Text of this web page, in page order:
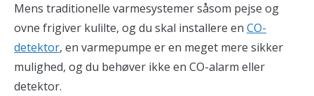
Mens traditionelle varmesystemer såsom pejse og
ovne frigiver kulilte, og du skal installere en CO-
detektor, en varmepumpe er en meget mere sikker
mulighed, og du behøver ikke en CO-alarm eller
detektor.